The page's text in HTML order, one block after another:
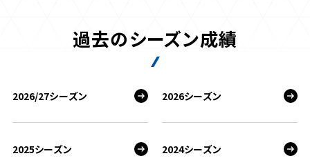
過去のシーズン成績
2026/27シーズン 2026シーズン
2025シーズン 2024シーズン